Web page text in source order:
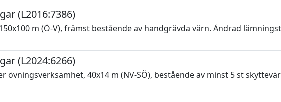
(L2016:7386)
m (Ö-V), främst bestående av handgrävda värn. Ändrad
(L2024:6266)
40x14 m (NV-SÖ), bestående av minst 5 st